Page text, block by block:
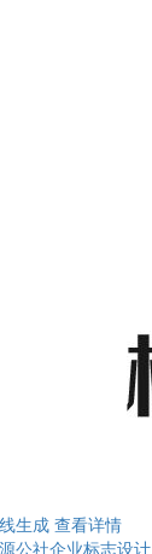
生成 查看详情
公社企业标志设计